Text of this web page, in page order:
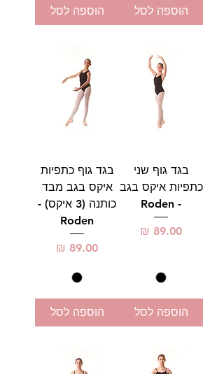
הוספה לסל הוספה לסל
בגד גוף שני
כתפיות איקס בגב
- Roden
מחיר
הוספה לסל
בגד גוף כתפיות
איקס בגב מבד
כותנה (3 איקס) -
Roden
מחיר
הוספה לסל